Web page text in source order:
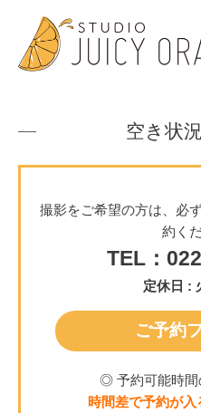
空き状
撮影をご希望の方は、必
約く
TEL：
定休日 :
ご予約
◎ 予約可能時間
時間差で予約が入